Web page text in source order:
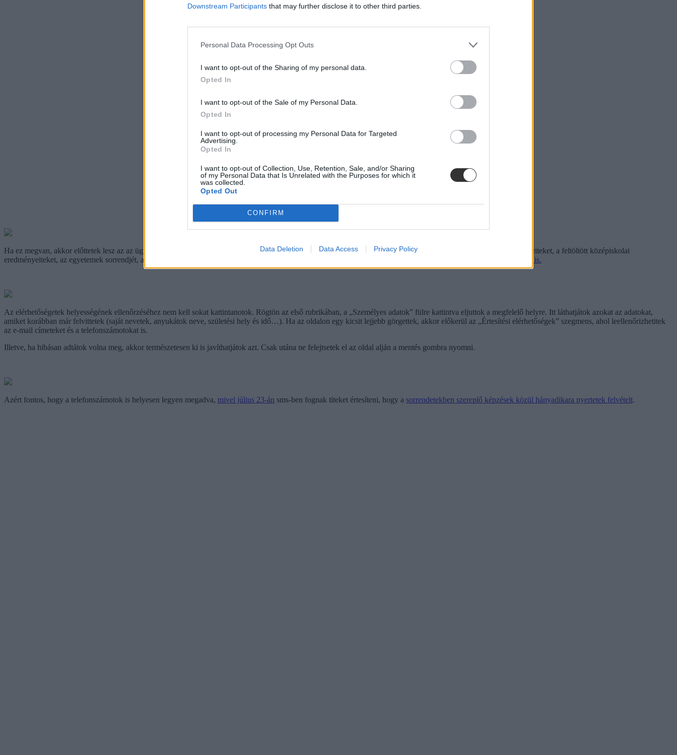
Downstream Participants that may further disclose it to other third parties.
Personal Data Processing Opt Outs
I want to opt-out of the Sharing of my personal data.
Opted In
I want to opt-out of the Sale of my Personal Data.
Opted In
I want to opt-out of processing my Personal Data for Targeted
Advertising.
Opted In
I want to opt-out of Collection, Use, Retention, Sale, and/or Sharing
of my Personal Data that Is Unrelated with the Purposes for which it
was collected.
Opted Out
CONFIRM
Data Deletion Data Access Privacy Policy
Ha ez megvan, akkor előttetek lesz az az ügyintézési folyam, amit a jelentkezésnél is láttatok. A különböző fülekre kattintva ellenőrizhetitek még az érettségi eredményeiteket, a feltöltött középiskolai
eredményeiteket, az egyetemek sorrendjét, amit felállítottatok, az intézményi pontokhoz szükséges feltöltött dokumentumokat,
és természetesen az felvételi pontjaitokat is.
Az elérhetőségetek helyességének ellenőrzéséhez nem kell sokat kattintanotok. Rögtön az első rubrikában, a „Személyes adatok” fülre kattintva eljuttok a megfelelő helyre. Itt láthatjátok azokat az adatokat,
amiket korábban már felvittetek (saját nevetek, anyukátok neve, születési hely és idő…). Ha az oldalon egy kicsit lejjebb görgettek, akkor előkerül az „Értesítési elérhetőségek” szegmens, ahol leellenőrizhetitek
az e-mail címeteket és a telefonszámotokat is.
Illetve, ha hibásan adtátok volna meg, akkor természetesen ki is javíthatjátok azt. Csak utána ne felejtsetek el az oldal alján a mentés gombra nyomni.
Azért fontos, hogy a telefonszámotok is helyesen legyen megadva, mivel július 23-án sms-ben fognak titeket értesíteni, hogy a sorrendetekben szereplő képzések közül hányadikara nyertetek felvételt.